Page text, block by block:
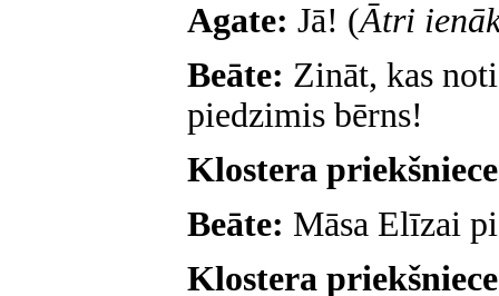
Agate: Jā! (Ātri
Beāte: Zināt, kas
piedzimis bērns!
Klostera
Beāte: Māsa Elīzai
Klostera